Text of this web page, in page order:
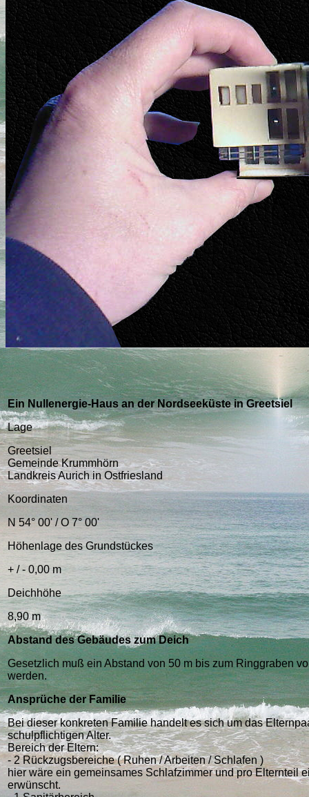
Ein Nullenergie-Haus an der Nordseeküste in Greetsiel
Lage
Greetsiel
Gemeinde Krummhörn
Landkreis Aurich in Ostfriesland
Koordinaten
N 54° 00' / O 7° 00'
Höhenlage des Grundstückes
+ / - 0,00 m
Deichhöhe
8,90 m
Abstand des Gebäudes zum Deich
Gesetzlich muß ein Abstand von 50 m bis zum Ringgraben
werden.
Ansprüche der Familie
Bei dieser konkreten Familie handelt es sich um das
schulpflichtigen Alter.
Bereich der Eltern:
- 2 Rückzugsbereiche ( Ruhen / Arbeiten / Schlafen )
hier wäre ein gemeinsames Schlafzimmer und pro Elternteil
erwünscht.